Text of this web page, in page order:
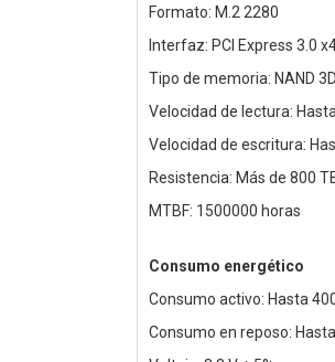
Formato: M.2 2280
Interfaz: PCI Express 3.0
Tipo de memoria: NAND
Velocidad de lectura:
Velocidad de escritura:
Resistencia: Más de 800
MTBF: 1500000 horas
Consumo energético
Consumo activo: Hasta
Consumo en reposo: